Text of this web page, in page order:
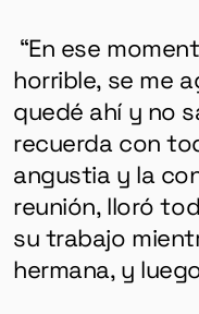
“En ese
horrible, se me
quedé ahí y no
recuerda con
angustia y la
reunión, lloró
su trabajo
hermana, y